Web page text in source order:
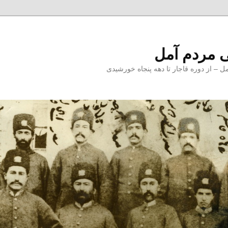
مردم آمل
از دوره قاجار تا دهه پنجاه خورشیدی